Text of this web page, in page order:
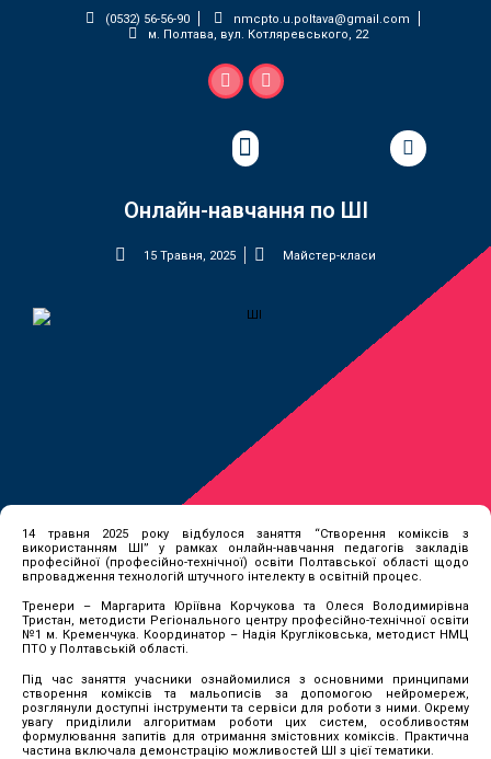
(0532) 56-56-90
nmcpto.u.poltava@gmail.com
м. Полтава, вул. Котляревського, 22
Онлайн-навчання по ШІ
15 Травня, 2025 Майстер-класи
14 травня 2025 року відбулося заняття “Створення коміксів з
використанням ШІ” у рамках онлайн-навчання педагогів закладів
професійної (професійно-технічної) освіти Полтавської області щодо
впровадження технологій штучного інтелекту в освітній процес.
Тренери – Маргарита Юріївна Корчукова та Олеся Володимирівна
Тристан, методисти Регіонального центру професійно-технічної освіти
№1 м. Кременчука. Координатор – Надія Кругліковська, методист НМЦ
ПТО у Полтавській області.
Під час заняття учасники ознайомилися з основними принципами
створення коміксів та мальописів за допомогою нейромереж,
розглянули доступні інструменти та сервіси для роботи з ними. Окрему
увагу приділили алгоритмам роботи цих систем, особливостям
формулювання запитів для отримання змістовних коміксів. Практична
частина включала демонстрацію можливостей ШІ з цієї тематики.